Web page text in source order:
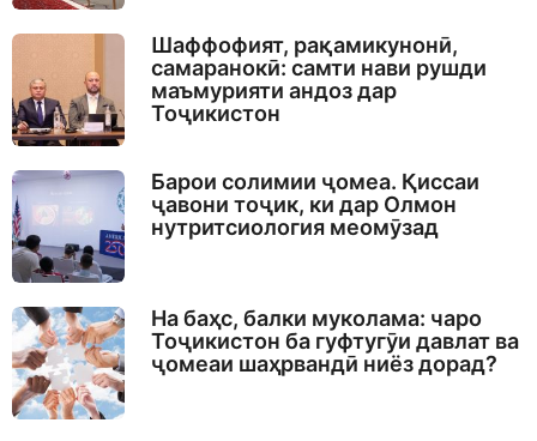
Шаффофият, рақамикунонӣ,
самаранокӣ: самти нави рушди
маъмурияти андоз дар
Тоҷикистон
Барои солимии ҷомеа. Қиссаи
ҷавони тоҷик, ки дар Олмон
нутритсиология меомӯзад
На баҳс, балки муколама: чаро
Тоҷикистон ба гуфтугӯи давлат ва
ҷомеаи шаҳрвандӣ ниёз дорад?